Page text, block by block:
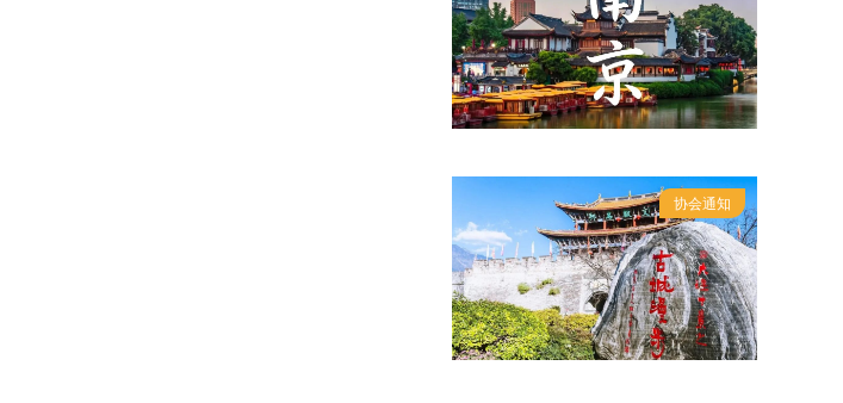
协会通知